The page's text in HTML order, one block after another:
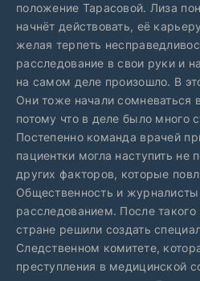
положение Тарасовой. Лиза
начнёт действовать, её
желая терпеть
расследование в свои руки и
на самом деле произошло. В
Они тоже начали сомневаться
потому что в деле было много
Постепенно команда врачей
пациентки могла наступить не
других факторов, которые
Общественность и журналисты
расследованием. После такого
стране решили создать
Следственном комитете,
преступления в медицинской